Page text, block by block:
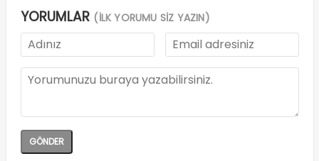
YORUMLAR (İLK YORUMU SİZ YAZIN)